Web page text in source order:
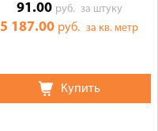
91.00 руб. за штуку
5 187.00 руб.за кв. метр
Купить